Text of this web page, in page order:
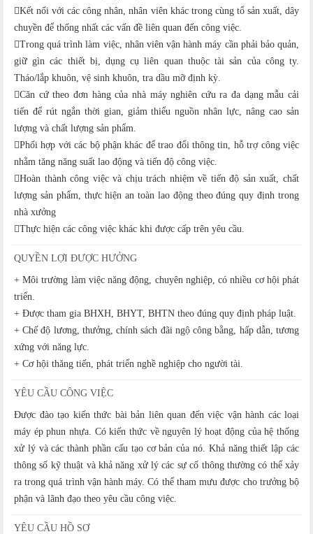
Kết nối với các công nhân, nhân viên khác trong cùng tổ sản xuất, dây
chuyền để thống nhất các vấn đề liên quan đến công việc.
Trong quá trình làm việc, nhân viên vận hành máy cần phải bảo quản,
giữ gìn các thiết bị, dụng cụ liên quan thuộc tài sản của công ty.
Tháo/lắp khuôn, vệ sinh khuôn, tra dầu mỡ định kỳ.
Căn cứ theo đơn hàng của nhà máy nghiên cứu ra đa dạng mẫu cải
tiến để rút ngắn thời gian, giảm thiểu nguồn nhân lực, nâng cao sản
lượng và chất lượng sản phẩm.
Phối hợp với các bộ phận khác để trao đổi thông tin, hỗ trợ công việc
nhằm tăng năng suất lao động và tiến độ công việc.
Hoàn thành công việc và chịu trách nhiệm về tiến độ sản xuất, chất
lượng sản phẩm, thực hiện an toàn lao động theo đúng quy định trong
nhà xưởng
Thực hiện các công việc khác khi được cấp trên yêu cầu.
QUYỀN LỢI ĐƯỢC HƯỞNG
+ Môi trường làm việc năng động, chuyên nghiệp, có nhiều cơ hội phát
triển.
+ Được tham gia BHXH, BHYT, BHTN theo đúng quy định pháp luật.
+ Chế độ lương, thưởng, chính sách đãi ngộ công bằng, hấp dẫn, tương
xứng với năng lực.
+ Cơ hội thăng tiến, phát triển nghề nghiệp cho người tài.
YÊU CẦU CÔNG VIỆC
Được đào tạo kiến thức bài bản liên quan đến việc vận hành các loại
máy ép phun nhựa. Có kiến thức về nguyên lý hoạt động của hệ thống
xử lý và các thành phần cấu tạo cơ bản của nó. Khả năng thiết lập các
thông số kỹ thuật và khả năng xử lý các sự cố thông thường có thể xảy
ra trong quá trình vận hành máy. Có thể tham mưu được cho trưởng bộ
phận và lãnh đạo theo yêu cầu công việc.
YÊU CẦU HỒ SƠ